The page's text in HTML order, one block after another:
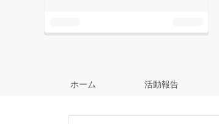
ホーム 活動報告